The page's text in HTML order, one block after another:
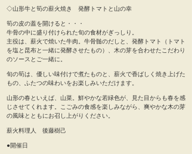
◇山形牛と筍の薪火焼き 発酵トマトと山の幸
筍の皮の蓋を開けると・・・
牛骨の中に盛り付けられた旬の食材がぎっしり。
主役は、薪火で焼いた牛肉。牛骨髄のだしと、発酵トマト（トマト
を塩と昆布と一緒に発酵させたもの）、木の芽を合わせたこだわり
のソースとご一緒に。
旬の筍は、優しい味付けで煮たものと、薪火で香ばしく焼き上げた
もの、ふたつの味わいをお楽しみいただけます。
山形の春といえば、山菜。鮮やかな若緑色が、見た目からも春を感
じさせてくれます。こごみの食感を楽しみながら、爽やかな木の芽
の風味とともにお召し上がりください。
薪火料理人 後藤樹己
●開催日